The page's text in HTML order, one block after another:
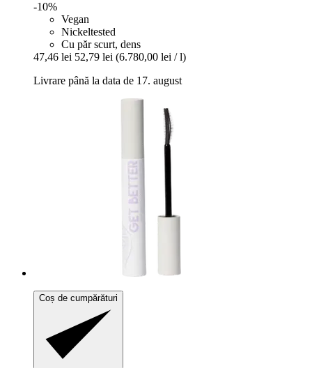
-10%
Vegan
Nickeltested
Cu păr scurt, dens
47,46 lei 52,79 lei (6.780,00 lei / l)
Livrare până la data de 17. august
Coș de cumpărături